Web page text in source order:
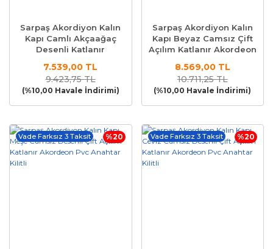
Sarpaş Akordiyon Kalın
Kapı Camlı Akçaağaç
Desenli Katlanır
Kilitli
7.539,00 TL
9.423,75 TL
(%10,00 Havale İndirimi)
Sarpaş Akordiyon Kalın
Kapı Beyaz Camsız Çift
Açılım Katlanır Akordeon
8.569,00 TL
10.711,25 TL
(%10,00 Havale İndirimi)
%20
Vade Farksız 3 Taksit %20
Vade Farksız 3 Taksit